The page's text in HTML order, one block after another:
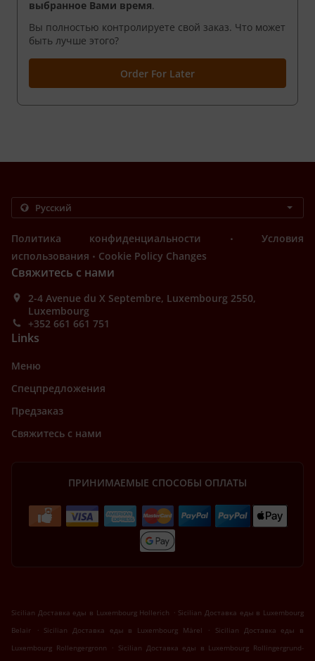
выбранное Вами время.
Вы полностью контролируете свой заказ. Что может
быть лучше этого?
Order For Later
Политика конфиденциальности .
Условия
использования . Cookie Policy Changes
Свяжитесь с нами
2-4 Avenue du X Septembre, Luxembourg 2550,
Luxembourg
+352 661 661 751
Links
Меню
Спецпредложения
Предзаказ
Свяжитесь с нами
ПРИНИМАЕМЫЕ СПОСОБЫ ОПЛАТЫ
Sicilian Доставка еды в Luxembourg Hollerich . Sicilian Доставка еды в Luxembourg
Belair
. Sicilian Доставка еды в Luxembourg Märel .
Sicilian Доставка еды в
Luxembourg Rollengergronn
. Sicilian Доставка еды в Luxembourg Rollingergrund-